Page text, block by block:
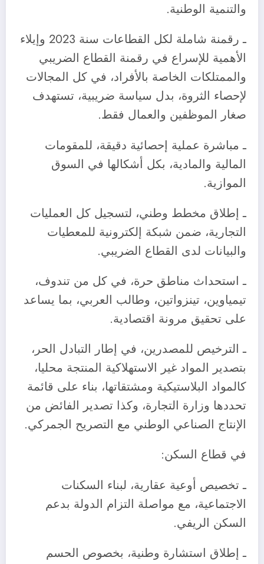
والتنمية الوطنية.
ـ رقمنة شاملة لكل القطاعات سنة 2023 وإيلاء
الأهمية للإسراع في رقمنة القطاع الضريبي
والممتلكات الخاصة بالأفراد، في كل المجالات
لإحصاء الثروة، بدل سياسة ضريبية، تستهدف
صغار الموظفين والعمال فقط.
ـ مباشرة عملية إحصائية دقيقة، للمقومات
المالية والمادية، بكل أشكالها في السوق
الموازية.
ـ إطلاق مخطط وطني، لتسجيل كل العمليات
التجارية، ضمن شبكة إلكترونية للمعطيات
والبيانات لدى القطاع الضريبي.
ـ استحداث مناطق حرة، في كل من تندوف،
تيمياوين، تينزواتين، وطالب العربي، بما يساعد
على تحقيق مرونة اقتصادية.
ـ الترخيص للمصدرين، في إطار التبادل الحر،
بتصدير المواد غير الاستهلاكية المنتجة محليا،
كالمواد البلاستيكية ومشتقاتها، بناء على قائمة
تحددها وزارة التجارة، وكذا تصدير الفائض من
الإنتاج الصناعي الوطني مع التصريح الجمركي.
في قطاع السكن:
ـ تخصيص أوعية عقارية، لبناء السكنات
الاجتماعية، مع مواصلة التزام الدولة بدعم
السكن الريفي.
ـ إطلاق استشارة وطنية، بخصوص الحسم